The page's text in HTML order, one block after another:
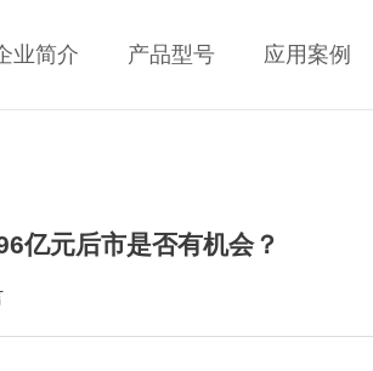
业简介 产品型号 应用案例
亿元后市是否有机会？